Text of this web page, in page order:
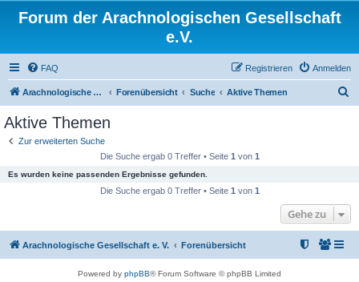
Forum der Arachnologischen Gesellschaft
e.V.
FAQ Anmelden
Registrieren
Arachnologische Gesellschaft e. V. Forenübersicht Suche Aktive Themen
Aktive Themen
Zur erweiterten Suche
Die Suche ergab 0 Treffer • Seite 1 von 1
Es wurden keine passenden Ergebnisse gefunden.
Die Suche ergab 0 Treffer • Seite 1 von 1
Gehe zu
Arachnologische Gesellschaft e. V. Forenübersicht
Powered by phpBB® Forum Software © phpBB Limited